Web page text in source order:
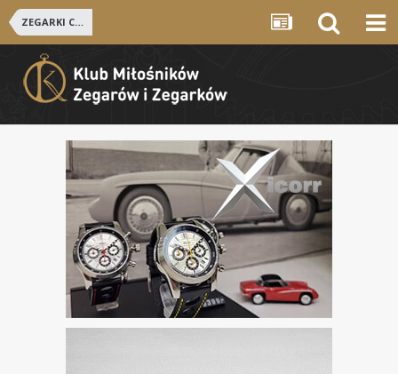
ZEGARKI CHIŃSKIE